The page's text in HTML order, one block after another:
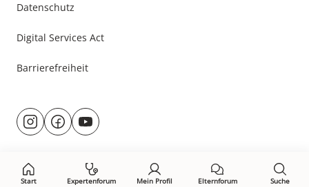
Start Expertenforum Mein Profil Elternforum Suche
Datenschutz
Digital Services Act
Barrierefreiheit
Besuche
uns@rund.ums.baby
facebook.com/rundumsbaby.de
youtube.com/@rundumsbaby_